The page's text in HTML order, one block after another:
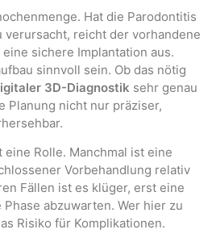
Hat die Parodontitis
verursacht, reicht der vorhandene
sichere Implantation aus.
sinnvoll sein. Ob das nötig
3D-Diagnostik sehr genau
Planung nicht nur präziser,
Rolle. Manchmal ist eine
Vorbehandlung relativ
Fällen ist es klüger, erst eine
abzuwarten. Wer hier zu
Risiko für Komplikationen.